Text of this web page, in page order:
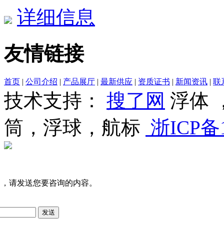
详细信息
友情链接
首页 | 公司介绍 | 产品展厅 | 最新供应 | 资质证书 | 新闻资讯 | 联
技术支持： 搜了网 浮体
筒，浮球，航标 浙ICP备
请发送您要咨询的内容。